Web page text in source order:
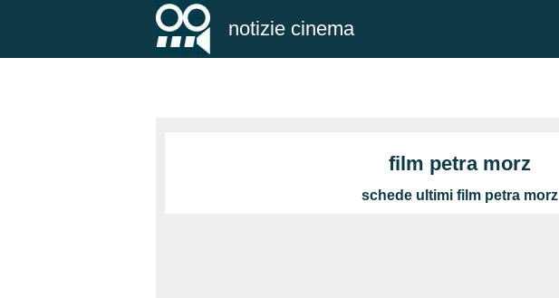
notizie cinema
film petra morz
schede ultimi film petra morz